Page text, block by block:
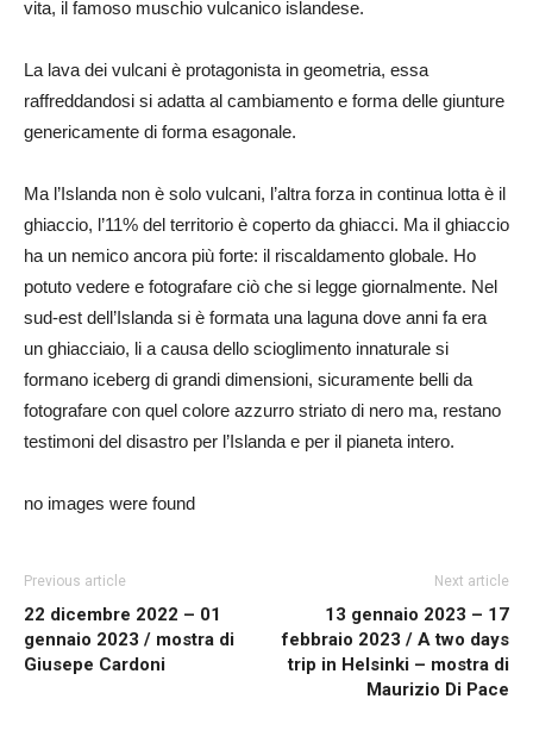
vita, il famoso muschio vulcanico islandese.
La lava dei vulcani è protagonista in geometria, essa
raffreddandosi si adatta al cambiamento e forma delle giunture
genericamente di forma esagonale.
Ma l’Islanda non è solo vulcani, l’altra forza in continua lotta è il
ghiaccio, l’11% del territorio è coperto da ghiacci. Ma il ghiaccio
ha un nemico ancora più forte: il riscaldamento globale. Ho
potuto vedere e fotografare ciò che si legge giornalmente. Nel
sud-est dell’Islanda si è formata una laguna dove anni fa era
un ghiacciaio, li a causa dello scioglimento innaturale si
formano iceberg di grandi dimensioni, sicuramente belli da
fotografare con quel colore azzurro striato di nero ma, restano
testimoni del disastro per l’Islanda e per il pianeta intero.
no images were found
Previous article
22 dicembre 2022 – 01
gennaio 2023 / mostra di
Giusepe Cardoni
Next article
13 gennaio 2023 – 17
febbraio 2023 / A two days
trip in Helsinki – mostra di
Maurizio Di Pace